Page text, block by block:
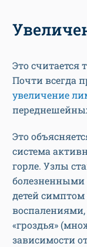
Это
Почти всегда
увеличение
Это
система
горле. Узлы
болезненными
детей
воспалениями,
«гроздья»
зависимости